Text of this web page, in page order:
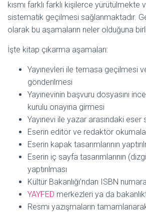
kısmı farklı farklı kişilerce yürütülmekte
sistematik geçilmesi sağlanmaktadır.
olarak bu aşamaların neler olduğuna
İşte kitap çıkarma aşamaları:
Yayınevleri ile temasa geçilmesi
gönderilmesi
Yayınevinin başvuru dosyasını
kurulu onayına girmesi
Yayınevi ile yazar arasındaki
Eserin editör ve redaktör
Eserin kapak tasarımlarının
Eserin iç sayfa tasarımlarının
yaptırılması
Kültür Bakanlığı’ndan ISBN
YAYFED merkezleri ya da
Resmi yazışmaların